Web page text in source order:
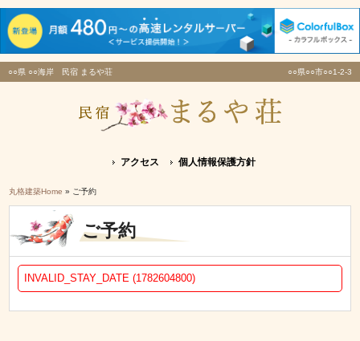
○○県 ○○海岸 民宿 まるや荘 ○○県○○市○○1-2-3
アクセス 個人情報保護方針
丸格建築Home » ご予約
ご予約
INVALID_STAY_DATE (1782604800)